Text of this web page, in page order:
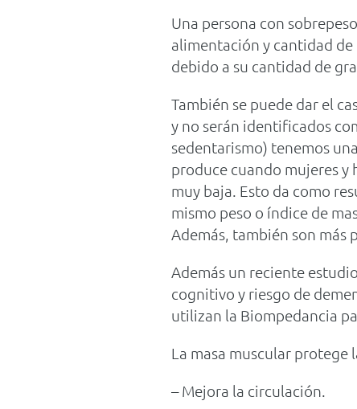
Una persona con
alimentación y cantidad de
debido a su cantidad de
También se puede dar el
y no serán identificados
sedentarismo) tenemos
produce cuando mujeres y
muy baja. Esto da como
mismo peso o índice de
Además, también son
Además un reciente
cognitivo y riesgo de
utilizan la Biompedancia
La masa muscular protege
– Mejora la circulación.